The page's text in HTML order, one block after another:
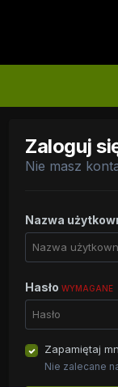
Zaloguj
Nie masz
Nazwa
Hasło WYMAGANE
Zapamiętaj
Nie zalecane